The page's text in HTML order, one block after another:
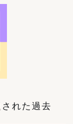
れた過去